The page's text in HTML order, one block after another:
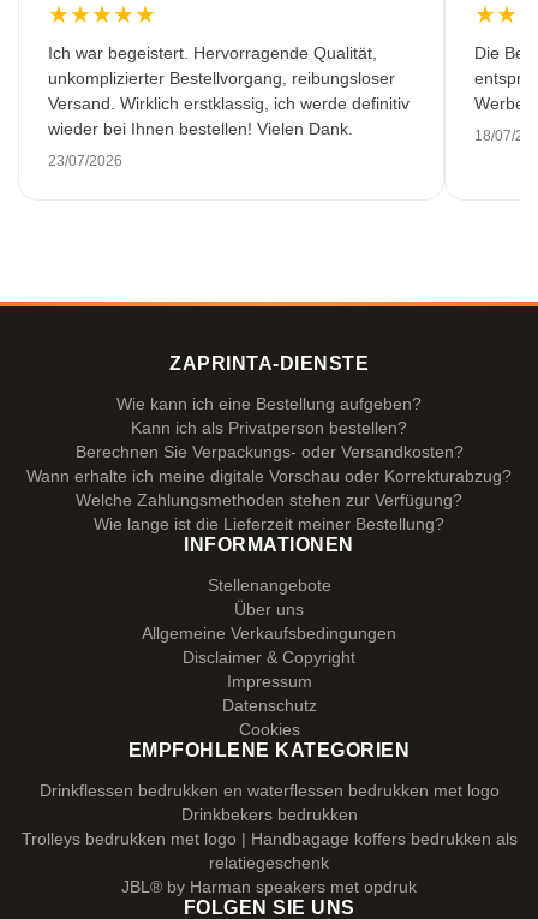
★★★★★
Ich war begeistert. Hervorragende Qualität,
unkomplizierter Bestellvorgang, reibungsloser
Versand. Wirklich erstklassig, ich werde definitiv
wieder bei Ihnen bestellen! Vielen Dank.
23/07/2026
★★
Die
18/07/
ZAPRINTA-DIENSTE
Wie kann ich eine Bestellung aufgeben?
Kann ich als Privatperson bestellen?
Berechnen Sie Verpackungs- oder Versandkosten?
Wann erhalte ich meine digitale Vorschau oder Korrekturabzug?
Welche Zahlungsmethoden stehen zur Verfügung?
Wie lange ist die Lieferzeit meiner Bestellung?
INFORMATIONEN
Stellenangebote
Über uns
Allgemeine Verkaufsbedingungen
Disclaimer & Copyright
Impressum
Datenschutz
Cookies
EMPFOHLENE KATEGORIEN
Drinkflessen bedrukken en waterflessen bedrukken met logo
Drinkbekers bedrukken
Trolleys bedrukken met logo | Handbagage koffers bedrukken als
relatiegeschenk
JBL® by Harman speakers met opdruk
FOLGEN SIE UNS